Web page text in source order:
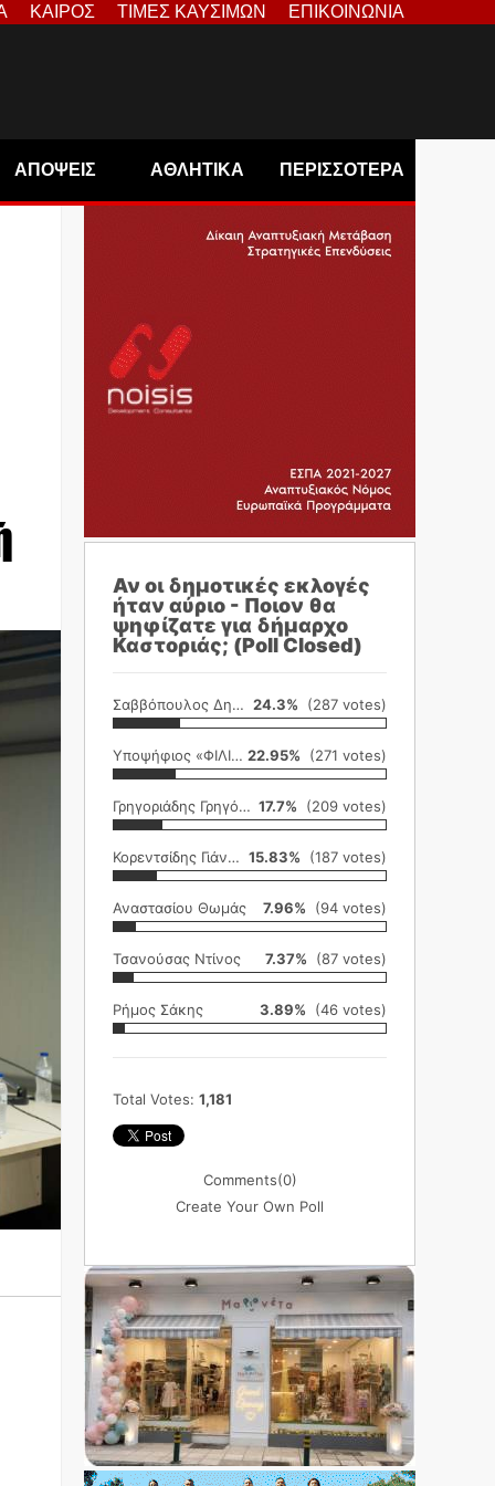
ΚΑΙΡΟΣ ΤΙΜΕΣ ΚΑΥΣΙΜΩΝ ΕΠΙΚΟΙΝΩΝΙΑ
ΑΠΟΨΕΙΣ ΑΘΛΗΤΙΚΑ ΠΕΡΙΣΣΟΤΕΡΑ
Αν οι δημοτικές εκλογές
ήταν αύριο - Ποιον θα
ψηφίζατε για δήμαρχο
Καστοριάς; (Poll Closed)
Σαββόπουλος Δημήτρης 24.3% (287 votes)
Υποψήφιος «ΦΙΛΙΚΗ ΕΤΑΙΡΕΙΑ» 22.95% (271 votes)
Γρηγοριάδης Γρηγόρης 17.7% (209 votes)
Κορεντσίδης Γιάννης 15.83% (187 votes)
Αναστασίου Θωμάς 7.96% (94 votes)
Τσανούσας Ντίνος 7.37% (87 votes)
Ρήμος Σάκης 3.89% (46 votes)
Total Votes: 1,181
Comments(0)
Create Your Own Poll